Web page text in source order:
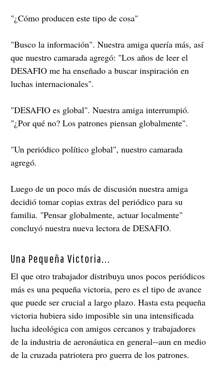
"¿Cómo producen este tipo de cosa"
"Busco la información". Nuestra amiga quería más, así
que nuestro camarada agregó: "Los años de leer el
DESAFIO me ha enseñado a buscar inspiración en
luchas internacionales".
"DESAFIO es global". Nuestra amiga interrumpió.
"¿Por qué no? Los patrones piensan globalmente".
"Un periódico político global", nuestro camarada
agregó.
Luego de un poco más de discusión nuestra amiga
decidió tomar copias extras del periódico para su
familia. "Pensar globalmente, actuar localmente"
concluyó nuestra nueva lectora de DESAFIO.
Una Pequeña Victoria...
El que otro trabajador distribuya unos pocos periódicos
más es una pequeña victoria, pero es el tipo de avance
que puede ser crucial a largo plazo. Hasta esta pequeña
victoria hubiera sido imposible sin una intensificada
lucha ideológica con amigos cercanos y trabajadores
de la industria de aeronáutica en general--aun en medio
de la cruzada patriotera pro guerra de los patrones.